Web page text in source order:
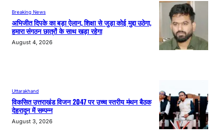
Breaking News
अभिजीत दिपके का बड़ा ऐलान, शिक्षा से जुड़ा कोई मुद्दा उठेगा,
हमारा संगठन छात्रों के साथ खड़ा रहेगा
August 4, 2026
Uttarakhand
विकसित उत्तराखंड विजन 2047 पर उच्च स्तरीय मंथन बैठक
देहरादून में सम्पन्न
August 3, 2026